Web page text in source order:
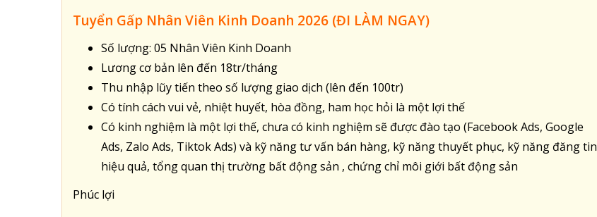
Tuyển Gấp Nhân Viên Kinh Doanh 2026 (ĐI LÀM NGAY)
Số lượng: 05 Nhân Viên Kinh Doanh
Lương cơ bản lên đến 18tr/tháng
Thu nhập lũy tiến theo số lượng giao dịch (lên đến 100tr)
Có tính cách vui vẻ, nhiệt huyết, hòa đồng, ham học hỏi là một lợi thế
Có kinh nghiệm là một lợi thế, chưa có kinh nghiệm sẽ được đào tạo (Facebook Ads, Google
Ads, Zalo Ads, Tiktok Ads) và kỹ năng tư vấn bán hàng, kỹ năng thuyết phục, kỹ năng đăng tin
hiệu quả, tổng quan thị trường bất động sản , chứng chỉ môi giới bất động sản
Phúc lợi